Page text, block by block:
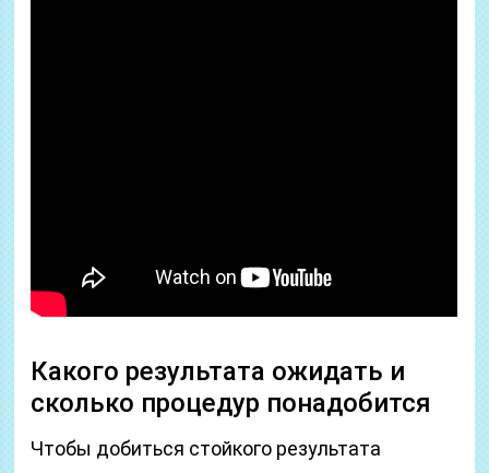
Какого результата ожидать и
сколько процедур понадобится
Чтобы добиться стойкого результата